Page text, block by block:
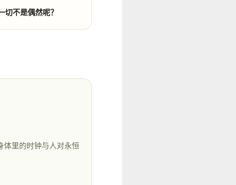
切不是偶然呢？
体里的时钟与人对永恒